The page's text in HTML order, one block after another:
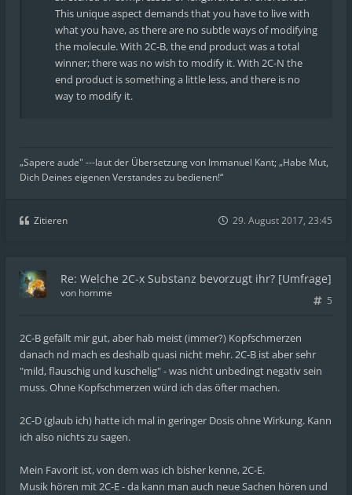
This unique aspect demands that you have to live with
what you have, as there are no subtle ways of modifying
the molecule. With 2C-B, the end product was a total
winner; there was no wish to modify it. With 2C-N the
end product is something a little less, and there is no
way to modify it.
„Sapere aude" ---laut der Übersetzung von Immanuel Kant; „Habe Mut,
Dich Deines eigenen Verstandes zu bedienen!“
Zitieren 29. August 2017, 23:45
Re: Welche 2C-x Substanz bevorzugt ihr? [Umfrage]
5
von homme
2C-B gefällt mir gut, aber hab meist (immer?) Kopfschmerzen
danach nd mach es deshalb quasi nicht mehr. 2C-B ist aber sehr
"mild, flauschig und kuschelig" - was nicht unbedingt negativ sein
muss. Ohne Kopfschmerzen würd ich das öfter machen.
2C-D (glaub ich) hatte ich mal in geringer Dosis ohne Wirkung. Kann
ich also nichts zu sagen.
Mein Favorit ist, von dem was ich bisher kenne, 2C-E.
Musik hören mit 2C-E - da kann man auch neue Sachen hören und